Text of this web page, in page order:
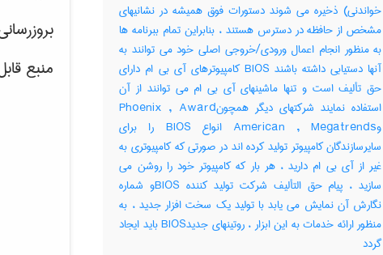
خواندنی) ذخیره می شوند دستورات فوق همیشه در نشانیهای
مشخص از حافظه در دسترس هستند ، بنابراین تمام ببرنامه ها
به منظور انجام اعمال ورودی/خروجی اصلی خود می توانند به
آنها دستیابی داشته باشند BIOS کامپیوترهای آی بی ام دارای
حق تألیف است و تنها ماشینهای آی بی ام می توانند از آن
استفاده نمایند شرکتهای دیگر همچونPhoenix , Award
وAmerican , Megatrends انواع BIOS را برای
سایرسازندگان کامپیوتر تولید کرده اند در صورتی که کامپیوتری به
غیر از آی بی ام دارید ، هر بار که کامپیوتر خود را روشن می
سازید ، پیام حق التألیف شرکت تولید کننده BIOSو شماره
نگارش آن نمایش می یابد با تولید یک سخت افزار جدید ، به
منظور ارائه خدمات به این ابزار ، روتینهای جدیدBIOS باید ایجاد
گردد
منبع